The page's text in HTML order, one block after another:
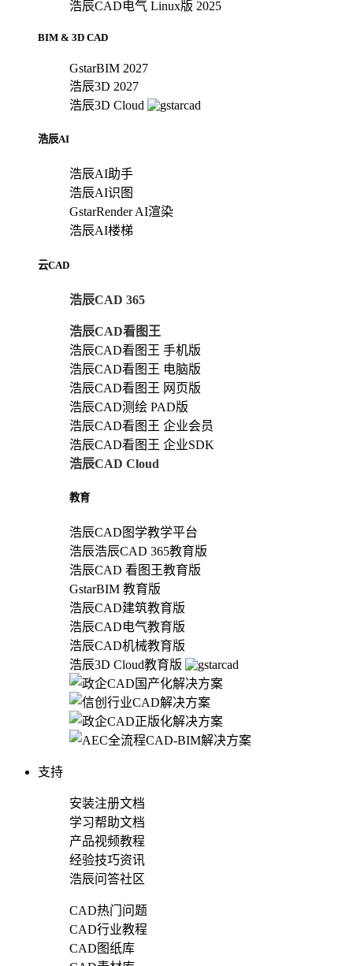
浩辰CAD电气 Linux版 2025
BIM & 3D CAD
GstarBIM 2027
浩辰3D 2027
浩辰3D Cloud
浩辰AI
浩辰AI助手
浩辰AI识图
GstarRender AI渲染
浩辰AI楼梯
云CAD
浩辰CAD 365
浩辰CAD看图王
浩辰CAD看图王 手机版
浩辰CAD看图王 电脑版
浩辰CAD看图王 网页版
浩辰CAD测绘 PAD版
浩辰CAD看图王 企业会员
浩辰CAD看图王 企业SDK
浩辰CAD Cloud
教育
浩辰CAD图学教学平台
浩辰浩辰CAD 365教育版
浩辰CAD 看图王教育版
GstarBIM 教育版
浩辰CAD建筑教育版
浩辰CAD电气教育版
浩辰CAD机械教育版
浩辰3D Cloud教育版
支持
安装注册文档
学习帮助文档
产品视频教程
经验技巧资讯
浩辰问答社区
CAD热门问题
CAD行业教程
CAD图纸库